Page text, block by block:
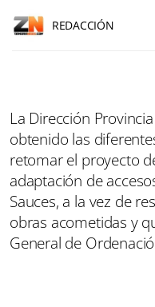
REDACCIÓN
La Dirección
obtenido las
retomar el proyecto
adaptación de
Sauces, a la vez de
obras acometidas y
General de